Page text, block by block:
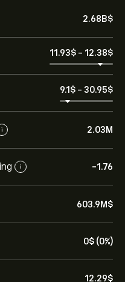
2.68B‎$‎
11.93‎$‎ - 12.38‎$‎
9.1‎$‎ - 30.95‎$‎
i 2.03M
i -1.76
603.9M‎$‎
0‎$‎ (0%)
12.29‎$‎